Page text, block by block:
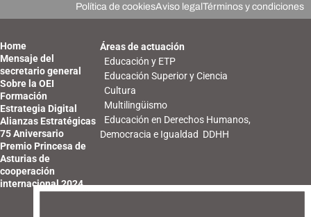
Política de cookiesAviso legalTérminos y condiciones
Home
Mensaje del
secretario general
Sobre la OEI
Formación
Estrategia Digital
Alianzas Estratégicas
75 Aniversario
Premio Princesa de
Asturias de
cooperación
internacional 2024
Áreas de actuación
Educación y ETP
Educación Superior y Ciencia
Cultura
Multilingüismo
Educación en Derechos Humanos,
Democracia e Igualdad DDHH